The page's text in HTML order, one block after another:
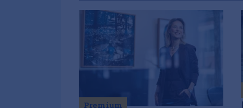
Premium